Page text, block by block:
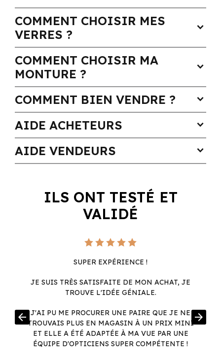
COMMENT CHOISIR MES
VERRES ?
expand_more
COMMENT CHOISIR MA
MONTURE ?
expand_more
COMMENT BIEN VENDRE ? expand_more
AIDE ACHETEURS expand_more
AIDE VENDEURS expand_more
ILS ONT TESTÉ ET
VALIDÉ
SUPER EXPÉRIENCE !
JE SUIS TRÈS SATISFAITE DE MON ACHAT, JE
TROUVE L'IDÉE GÉNIALE.
J'AI PU ME PROCURER UNE PAIRE QUE JE NE
TROUVAIS PLUS EN MAGASIN À UN PRIX MINI
ET ELLE A ÉTÉ ADAPTÉE À MA VUE PAR UNE
ÉQUIPE D'OPTICIENS SUPER COMPÉTENTE !
arrow_back arrow_forward